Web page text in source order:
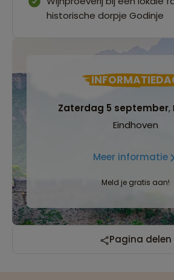
historische dorpje Godinje
Zaterdag 5 september,
Eindhoven
Meer informatie
Meld je gratis aan!
Pagina delen